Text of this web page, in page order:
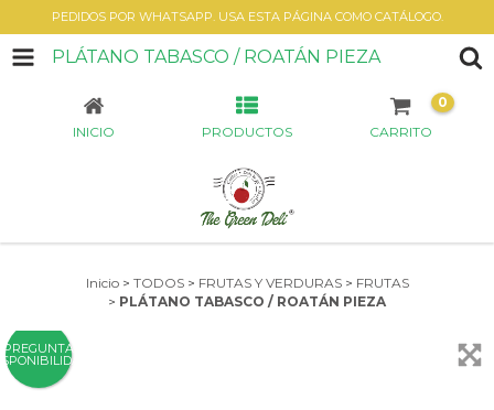
PEDIDOS POR WHATSAPP. USA ESTA PÁGINA COMO CATÁLOGO.
PLÁTANO TABASCO / ROATÁN PIEZA
INICIO PRODUCTOS CARRITO
0
Inicio > TODOS > FRUTAS Y VERDURAS > FRUTAS
> PLÁTANO TABASCO / ROATÁN PIEZA
PREGUNTA